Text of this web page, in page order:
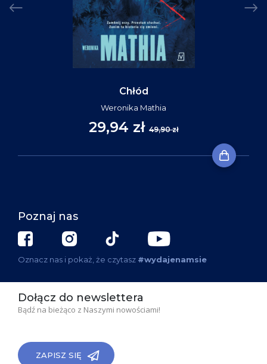
Chłód
Weronika Mathia
29,94 zł 49,90 zł
Poznaj nas
Oznacz nas i pokaż, że czytasz #wydajenamsie
Dołącz do newslettera
Bądź na bieżąco z Naszymi nowościami!
ZAPISZ SIĘ